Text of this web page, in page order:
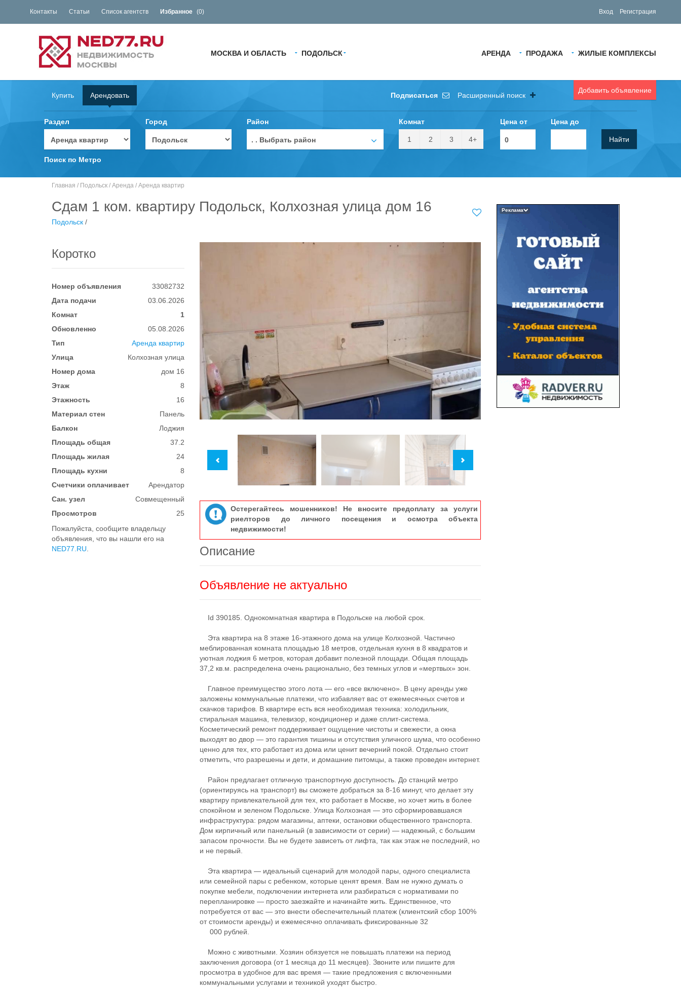
Контакты Статьи Список агентств Избранное (0) Вход Регистрация
АРЕНДА ПРОДАЖА ЖИЛЫЕ КОМПЛЕКСЫ
МОСКВА И ОБЛАСТЬ ПОДОЛЬСК
Добавить объявление
Купить Арендовать Подписаться Расширенный поиск
Раздел Город Район
. . Выбрать район
Комнат
1 2 3 4+
Цена от Цена до
Найти
Поиск по Метро
Главная / Подольск / Аренда / Аренда квартир
Сдам 1 ком. квартиру Подольск, Колхозная улица дом 16
Подольск /
Коротко
Номер объявления
33082732
Дата подачи
03.06.2026
Комнат
1
Обновленно
05.08.2026
Тип
Аренда квартир
Улица
Колхозная улица
Номер дома
дом 16
Этаж
8
Этажность
16
Материал стен
Панель
Балкон
Лоджия
Площадь общая
37.2
Площадь жилая
24
Площадь кухни
8
Счетчики оплачивает
Арендатор
Сан. узел
Совмещенный
Просмотров
25
Пожалуйста, сообщите владельцу
объявления, что вы нашли его на
NED77.RU
Остерегайтесь мошенников! Не вносите предоплату за услуги
риелторов до личного посещения и осмотра объекта
недвижимости!
Описание
Объявление не актуально
Id 390185. Однокомнатная квартира в Подольске на любой срок.
Эта квартира на 8 этаже 16-этажного дома на улице Колхозной. Частично
меблированная комната площадью 18 метров, отдельная кухня в 8 квадратов и
уютная лоджия 6 метров, которая добавит полезной площади. Общая площадь
37,2 кв.м. распределена очень рационально, без темных углов и «мертвых» зон.
Главное преимущество этого лота — его «все включено». В цену аренды уже
заложены коммунальные платежи, что избавляет вас от ежемесячных счетов и
скачков тарифов. В квартире есть вся необходимая техника: холодильник,
стиральная машина, телевизор, кондиционер и даже сплит-система.
Косметический ремонт поддерживает ощущение чистоты и свежести, а окна
выходят во двор — это гарантия тишины и отсутствия уличного шума, что особенно
ценно для тех, кто работает из дома или ценит вечерний покой. Отдельно стоит
отметить, что разрешены и дети, и домашние питомцы, а также проведен интернет.
Район предлагает отличную транспортную доступность. До станций метро
(ориентируясь на транспорт) вы сможете добраться за 8-16 минут, что делает эту
квартиру привлекательной для тех, кто работает в Москве, но хочет жить в более
спокойном и зеленом Подольске. Улица Колхозная — это сформировавшаяся
инфраструктура: рядом магазины, аптеки, остановки общественного транспорта.
Дом кирпичный или панельный (в зависимости от серии) — надежный, с большим
запасом прочности. Вы не будете зависеть от лифта, так как этаж не последний, но
и не первый.
Эта квартира — идеальный сценарий для молодой пары, одного специалиста
или семейной пары с ребенком, которые ценят время. Вам не нужно думать о
покупке мебели, подключении интернета или разбираться с нормативами по
перепланировке — просто заезжайте и начинайте жить. Единственное, что
потребуется от вас — это внести обеспечительный платеж (клиентский сбор 100%
от стоимости аренды) и ежемесячно оплачивать фиксированные 32
000 рублей.
Можно с животными. Хозяин обязуется не повышать платежи на период
заключения договора (от 1 месяца до 11 месяцев). Звоните или пишите для
просмотра в удобное для вас время — такие предложения с включенными
коммунальными услугами и техникой уходят быстро.
Реклама